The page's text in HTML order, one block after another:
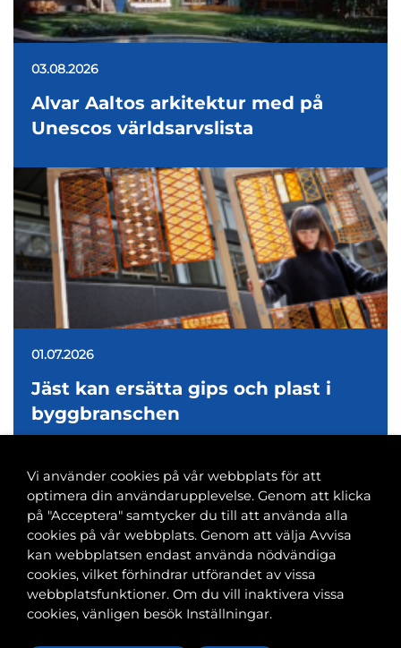
03.08.2026
Alvar Aaltos arkitektur med på
Unescos världsarvslista
01.07.2026
Jäst kan ersätta gips och plast i
byggbranschen
Banvaktsgatan 2A, 00520 Helsingfors
040 585 2586
kansli@tfif.fi
Vi använder cookies på vår webbplats för att
optimera din användarupplevelse. Genom att klicka
på "Acceptera" samtycker du till att använda alla
cookies på vår webbplats. Genom att välja Avvisa
kan webbplatsen endast använda nödvändiga
cookies, vilket förhindrar utförandet av vissa
webbplatsfunktioner. Om du vill inaktivera vissa
cookies, vänligen besök Inställningar.